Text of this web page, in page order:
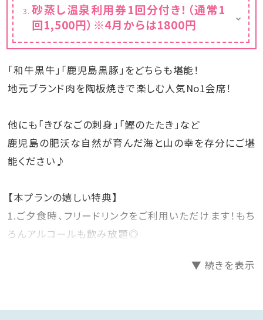
えました！
セルフ式の飲み放題でお楽しみください♪
・生ビール
・ハイボール
・ソフトドリンク
※飲み放題は90分の時間制となりますが、
食事会場の都合上（21：00終了)、
砂蒸し温泉利用券1回分付き！（通常1
回1,500円）※4月からは1800円
通常1回1,500円が1回分無料！！※4月からは
1800円
「和牛黒牛」「鹿児島黒豚」をどちらも堪能！
地元ブランド肉を陶板焼きで楽しむ人気No1会席！
他にも「きびなごの刺身」「鰹のたたき」など
鹿児島の肥沃な自然が育んだ海と山の幸を存分にご堪
能ください♪
【本プランの嬉しい特典】
1.ご夕食時、フリードリンクをご利用いただけます！もち
ろんアルコールも飲み放題◎
■ご夕食■
▼ 続きを表示